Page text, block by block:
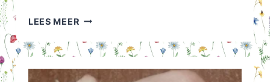
LEES MEERKINDERSCHOENEN:
BELANG
EEN